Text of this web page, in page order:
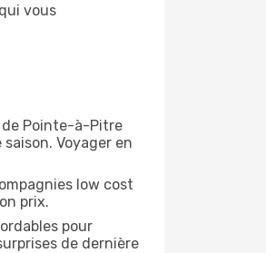
vous
de Pointe-à-Pitre
Voyager en
low cost
prix.
pour
de dernière